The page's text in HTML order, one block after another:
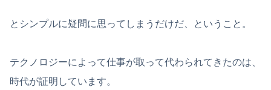
とシンプルに疑問に思ってしまうだけだ、ということ。
テクノロジーによって仕事が取って代わられてきたのは、
時代が証明しています。